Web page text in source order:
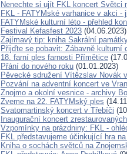
Nenechte si ujít FKL koncert Světci
FKL - FATYMské varhanice v akci -
FATYMské kulturní léto - přehled
Festival Kefasfest 2023 (04.06.2023)
Zajímavý tip: kniha Sakrální
Přijďte se pobavit: Zábavně kulturní
18. farní ples farnosti Přímětice
Přání do nového roku (01.01.2023)
Pěvecké sdružení Vítězslav Novák
Pozvání na adventní koncert ve
Znojmo a okolní vesnice - archivy
Zveme na 22. FATYMský ples
Svatomartinský koncert v Třebíči
Inaugurační koncert
Vzpomínky na prázdniny: FKL -
FKL představujeme účinkující hra
Kniha o sochách světců na